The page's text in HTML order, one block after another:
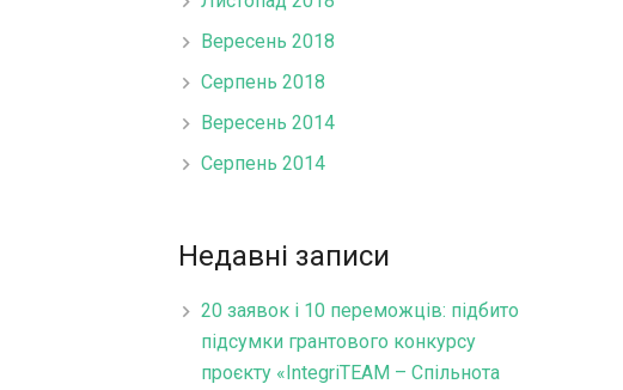
Вересень 2018
Серпень 2018
Вересень 2014
Серпень 2014
Недавні записи
20 заявок і 10 переможців: підбито
підсумки грантового конкурсу
проєкту «IntegriTEAM – Спільнота